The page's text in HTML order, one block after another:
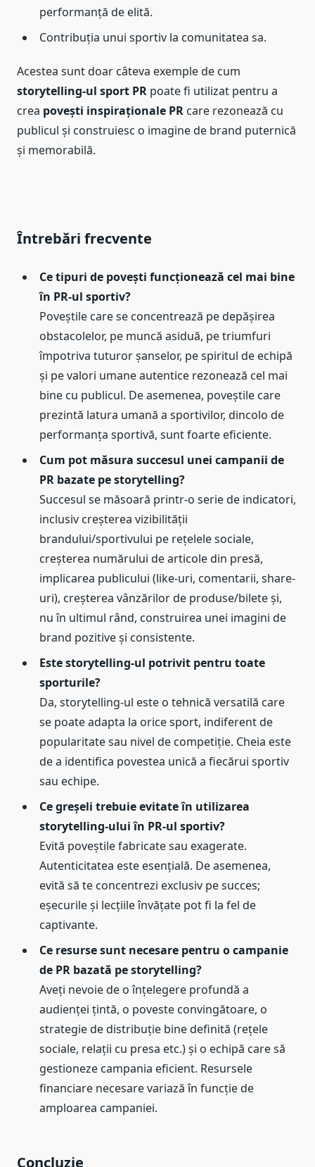
performanță de elită.
Contribuția unui sportiv la comunitatea sa.
Acestea sunt doar câteva exemple de cum
storytelling-ul sport PR poate fi utilizat pentru a
crea povești inspiraționale PR care rezonează cu
publicul și construiesc o imagine de brand puternică
și memorabilă.
Întrebări frecvente
Ce tipuri de povești funcționează cel mai bine
în PR-ul sportiv?
Poveștile care se concentrează pe depășirea
obstacolelor, pe muncă asiduă, pe triumfuri
împotriva tuturor șanselor, pe spiritul de echipă
și pe valori umane autentice rezonează cel mai
bine cu publicul. De asemenea, poveștile care
prezintă latura umană a sportivilor, dincolo de
performanța sportivă, sunt foarte eficiente.
Cum pot măsura succesul unei campanii de
PR bazate pe storytelling?
Succesul se măsoară printr-o serie de indicatori,
inclusiv creșterea vizibilității
brandului/sportivului pe rețelele sociale,
creșterea numărului de articole din presă,
implicarea publicului (like-uri, comentarii, share-
uri), creșterea vânzărilor de produse/bilete și,
nu în ultimul rând, construirea unei imagini de
brand pozitive și consistente.
Este storytelling-ul potrivit pentru toate
sporturile?
Da, storytelling-ul este o tehnică versatilă care
se poate adapta la orice sport, indiferent de
popularitate sau nivel de competiție. Cheia este
de a identifica povestea unică a fiecărui sportiv
sau echipe.
Ce greșeli trebuie evitate în utilizarea
storytelling-ului în PR-ul sportiv?
Evită poveștile fabricate sau exagerate.
Autenticitatea este esențială. De asemenea,
evită să te concentrezi exclusiv pe succes;
eșecurile și lecțiile învățate pot fi la fel de
captivante.
Ce resurse sunt necesare pentru o campanie
de PR bazată pe storytelling?
Aveți nevoie de o înțelegere profundă a
audienței țintă, o poveste convingătoare, o
strategie de distribuție bine definită (rețele
sociale, relații cu presa etc.) și o echipă care să
gestioneze campania eficient. Resursele
financiare necesare variază în funcție de
amploarea campaniei.
Concluzie